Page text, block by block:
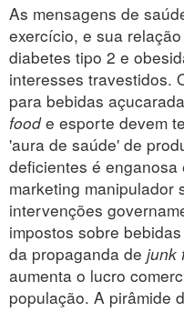
As mensagens de
exercício, e sua
diabetes tipo 2 e
interesses travestidos.
para bebidas
foode esporte devem
'aura de saúde' de
deficientes é
marketing manipulador
intervenções
impostos sobre
da propaganda de junk
aumenta o lucro
população. A pirâmide